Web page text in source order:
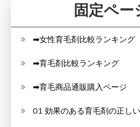
固定ペー
➡女性育毛剤比較ランキング
➡育毛剤比較ランキング
➡育毛商品通販購入ページ
01 効果のある育毛剤の正し